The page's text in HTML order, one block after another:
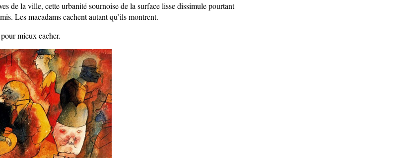
de la ville, cette urbanité sournoise de la surface lisse dissimule pourtant
Les macadams cachent autant qu’ils montrent.
mieux cacher.